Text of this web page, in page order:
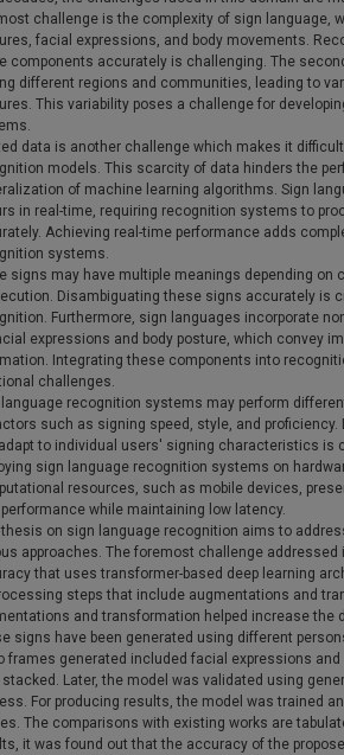
challenge is the complexity of sign language,
facial expressions, and body movements.
components accurately is challenging. The
different regions and communities, leading to
This variability poses a challenge for
data is another challenge which makes it
models. This scarcity of data hinders the
of machine learning algorithms. Sign
in real-time, requiring recognition systems to
Achieving real-time performance adds
systems.
signs may have multiple meanings depending on
Disambiguating these signs accurately is
Furthermore, sign languages incorporate
expressions and body posture, which convey
Integrating these components into
challenges.
language recognition systems may perform
such as signing speed, style, and
to individual users' signing characteristics is
sign language recognition systems on
resources, such as mobile devices,
performance while maintaining low latency.
on sign language recognition aims to
approaches. The foremost challenge
that uses transformer-based deep learning
steps that include augmentations and
and transformation helped increase the
signs have been generated using different
frames generated included facial expressions
stacked. Later, the model was validated using
For producing results, the model was trained
The comparisons with existing works are
it was found out that the accuracy of the